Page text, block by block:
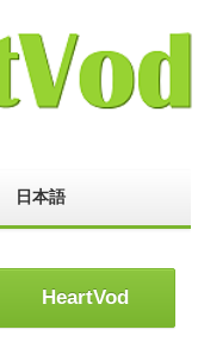
日本語